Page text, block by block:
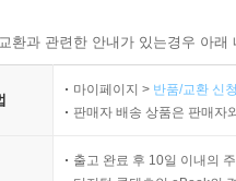
환과 관련한 안내가 있는경우 아
마이페이지 > 반품/교환 신
판매자 배송 상품은 판매자
출고 완료 후 10일 이내의